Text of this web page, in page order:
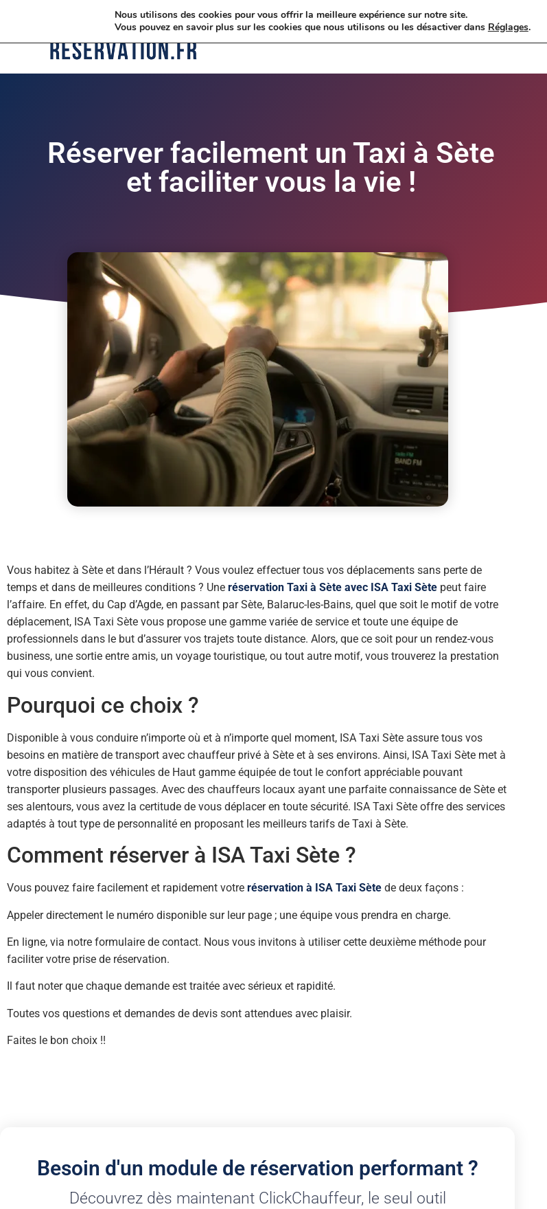
ClickChauffeur
Réserver facilement un Taxi à Sète
et faciliter vous la vie !
Vous habitez à Sète et dans l’Hérault ? Vous voulez effectuer tous vos déplacements sans perte de
temps et dans de meilleures conditions ? Une réservation Taxi à Sète avec ISA Taxi Sète peut faire
l’affaire. En effet, du Cap d’Agde, en passant par Sète, Balaruc-les-Bains, quel que soit le motif de votre
déplacement, ISA Taxi Sète vous propose une gamme variée de service et toute une équipe de
professionnels dans le but d’assurer vos trajets toute distance. Alors, que ce soit pour un rendez-vous
business, une sortie entre amis, un voyage touristique, ou tout autre motif, vous trouverez la prestation
qui vous convient.
Pourquoi ce choix ?
Disponible à vous conduire n’importe où et à n’importe quel moment, ISA Taxi Sète assure tous vos
besoins en matière de transport avec chauffeur privé à Sète et à ses environs. Ainsi, ISA Taxi Sète met à
votre disposition des véhicules de Haut gamme équipée de tout le confort appréciable pouvant
transporter plusieurs passages. Avec des chauffeurs locaux ayant une parfaite connaissance de Sète et
ses alentours, vous avez la certitude de vous déplacer en toute sécurité. ISA Taxi Sète offre des services
adaptés à tout type de personnalité en proposant les meilleurs tarifs de Taxi à Sète.
Comment réserver à ISA Taxi Sète ?
Vous pouvez faire facilement et rapidement votre réservation à ISA Taxi Sète de deux façons :
Appeler directement le numéro disponible sur leur page ; une équipe vous prendra en charge.
En ligne, via notre formulaire de contact. Nous vous invitons à utiliser cette deuxième méthode pour
faciliter votre prise de réservation.
Il faut noter que chaque demande est traitée avec sérieux et rapidité.
Toutes vos questions et demandes de devis sont attendues avec plaisir.
Faites le bon choix !!
Besoin d'un module de réservation performant ?
Découvrez dès maintenant ClickChauffeur, le seul outil
Nous utilisons des cookies pour vous offrir la meilleure expérience sur notre site.
Vous pouvez en savoir plus sur les cookies que nous utilisons ou les désactiver dans Réglages.